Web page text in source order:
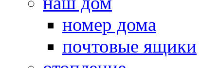
номер дома
почтовые ящики